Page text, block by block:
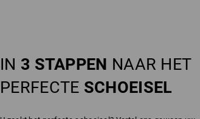
IN 3 STAPPEN NAAR HET
PERFECTE SCHOEISEL